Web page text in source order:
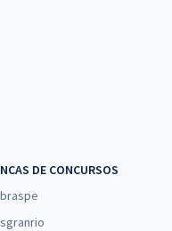
DE CONCURSOS